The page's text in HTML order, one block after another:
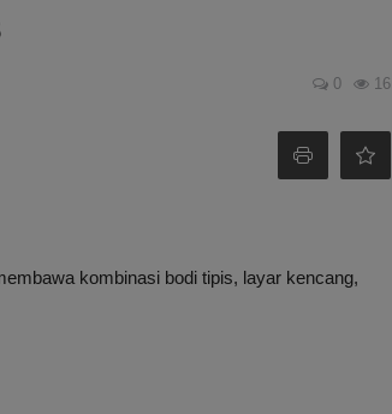
0 16
kombinasi bodi tipis, layar kencang,